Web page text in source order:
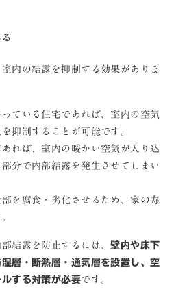
内の結露を抑制する効果がありま
ている住宅であれば、室内の空気
抑制することが可能です。
れば、室内の暖かい空気が入り込
分で内部結露を発生させてしまい
を腐食・劣化させるため、家の寿
結露を防止するには、壁内や床下
層・断熱層・通気層を設置し、空
する対策が必要です。